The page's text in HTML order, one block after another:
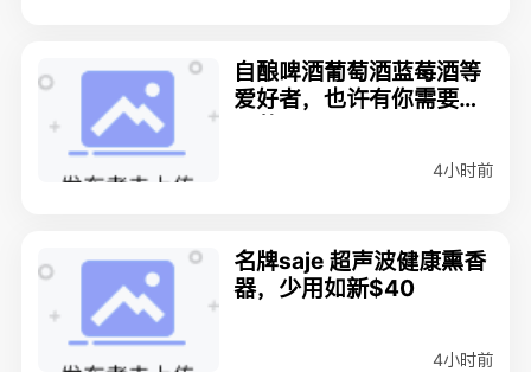
自酿啤酒葡萄酒蓝莓酒等
爱好者，也许有你需要的
4小时前
名牌saje 超声波健康熏香
器，少用如新$40
4小时前